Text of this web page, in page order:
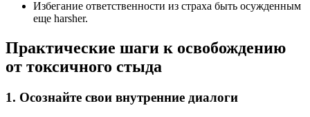
Избегание ответственности из страха быть осужденным
еще harsher.
Практические шаги к освобождению
от токсичного стыда
1. Осознайте свои внутренние диалоги